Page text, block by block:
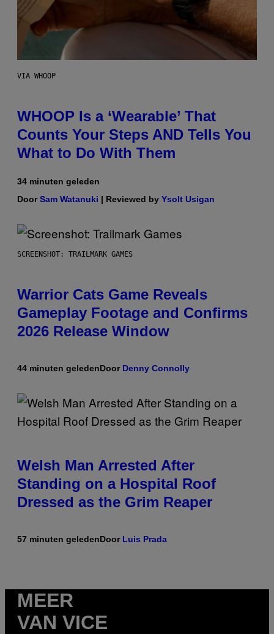
VIA WHOOP
WHOOP Is a ‘Wearable’ That
Counts Your Steps AND Tells You
What to Do With Them
34 minuten geleden
DoorSam Watanuki | Reviewed by Ysolt Usigan
SCREENSHOT: TRAILMARK GAMES
Warrior Cats Game Reveals
Gameplay Footage and Confirms
2026 Release Window
44 minuten geledenDoor Denny Connolly
Welsh Man Arrested After
Standing on a Hospital Roof
Dressed as the Grim Reaper
57 minuten geledenDoor Luis Prada
MEER
VAN VICE